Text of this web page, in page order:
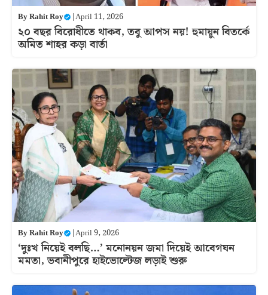
ByRahit Roy |April 11, 2026
২০ বছর বিরোধীতে থাকব, তবু আপস নয়! হুমায়ুন বিতর্কে
অমিত শাহর কড়া বার্তা
ByRahit Roy |April 9, 2026
‘দুঃখ নিয়েই বলছি…’ মনোনয়ন জমা দিয়েই আবেগঘন
মমতা, ভবানীপুরে হাইভোল্টেজ লড়াই শুরু